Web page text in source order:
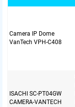
Camera IP Dome
VanTech VPH-C408
ISACHI SC-PT04GW
CAMERA-VANTECH